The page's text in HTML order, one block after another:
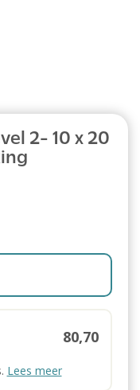
2- 10 x 20
80,70
Lees meer